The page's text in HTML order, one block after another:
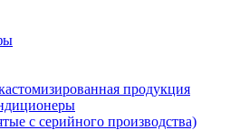
продукция
с серийного производства)